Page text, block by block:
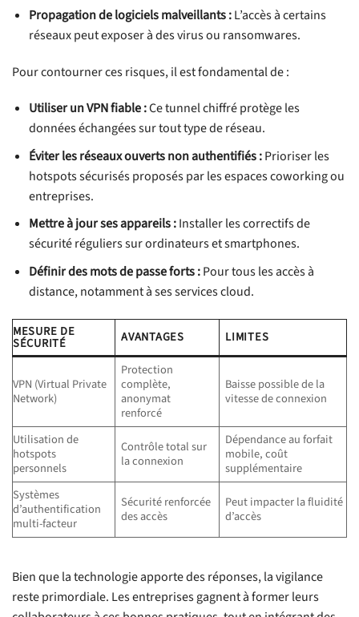
Propagation de logiciels malveillants :L’accès à certains
réseaux peut exposer à des virus ou ransomwares.
Pour contourner ces risques, il est fondamental de :
Utiliser un VPN fiable :Ce tunnel chiffré protège les
données échangées sur tout type de réseau.
Éviter les réseaux ouverts non authentifiés :Prioriser les
hotspots sécurisés proposés par les espaces coworking ou
entreprises.
Mettre à jour ses appareils :Installer les correctifs de
sécurité réguliers sur ordinateurs et smartphones.
Définir des mots de passe forts :Pour tous les accès à
distance, notamment à ses services cloud.
MESURE DE
SÉCURITÉ AVANTAGES LIMITES
VPN (Virtual Private
Network)
Protection
complète,
anonymat
renforcé
Baisse possible de la
vitesse de connexion
Utilisation de
hotspots
personnels
Contrôle total sur
la connexion
Dépendance au forfait
mobile, coût
supplémentaire
Systèmes
d’authentification
multi-facteur
Sécurité renforcée
des accès
Peut impacter la fluidité
d’accès
Bien que la technologie apporte des réponses, la vigilance
reste primordiale. Les entreprises gagnent à former leurs